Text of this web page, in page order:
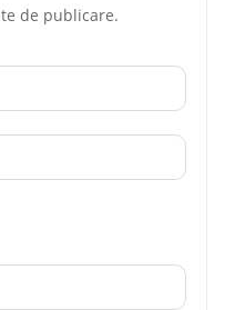
de publicare.